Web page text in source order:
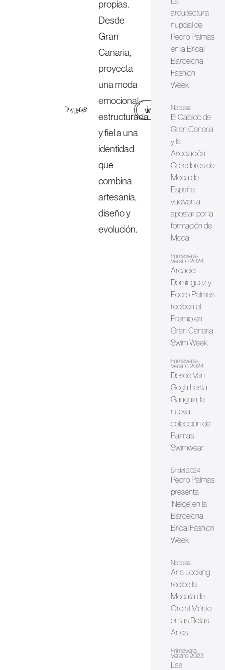
propias.
Desde
Gran
Canaria,
proyecta
una moda
emocional,
estructurada
y fiel a una
identidad
que
combina
artesanía,
diseño y
evolución.
web
instagram
arquitectura
nupcial de
Pedro Palmas
en la Bridal
Barcelona
Fashion
Week
Noticias
El Cabildo de
Gran Canaria
y la
Asociación
Creadores de
Moda de
España
vuelven a
apostar por la
formación de
Moda
Primavera-
Verano 2024
Arcadio
Domínguez y
Pedro Palmas
reciben el
Premio en
Gran Canaria
Swim Week
Primavera-
Verano 2024
Desde Van
Gogh hasta
Gauguin, la
nueva
colección de
Palmas
Swimwear
Bridal 2024
Pedro Palmas
presenta
‘Neige’ en la
Barcelona
Bridal Fashion
Week
Noticias
Ana Locking
recibe la
Medalla de
Oro al Mérito
en las Bellas
Artes
Primavera-
Verano 2023
Las